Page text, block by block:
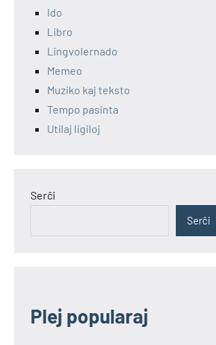
Ido
Libro
Lingvolernado
Memeo
Muziko kaj teksto
Tempo pasinta
Utilaj ligiloj
Serĉi
Serĉi
Plej popularaj